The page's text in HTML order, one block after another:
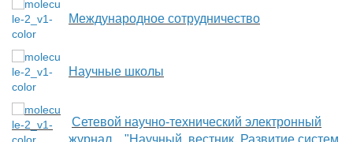
Международное сотрудничество
Научные школы
Сетевой научно-технический электронный